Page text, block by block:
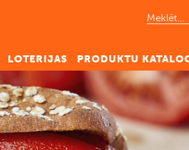
LOTERIJAS PRODUKTU